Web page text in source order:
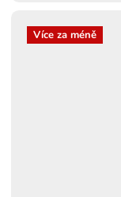
Více za méně